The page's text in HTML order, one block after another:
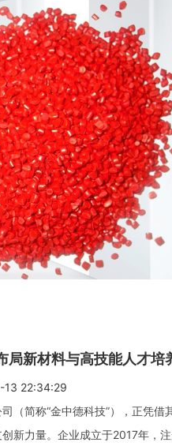
局新材料与高技能人才培
22:34:29
简称“金中德科技”），正凭借
新力量。企业成立于2017年，